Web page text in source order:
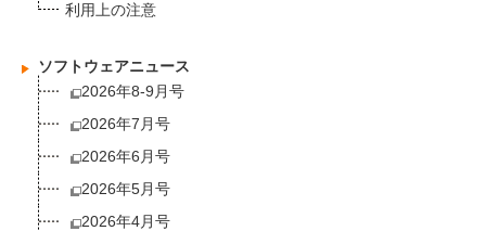
利用上の注意
ソフトウェアニュース
2026年8-9月号
2026年7月号
2026年6月号
2026年5月号
2026年4月号